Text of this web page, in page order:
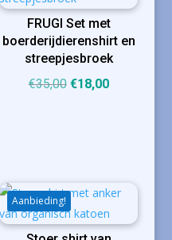
FRUGI Set met
boerderijdierenshirt en
streepjesbroek
€35,00 Oorspronkelijke
€18,00Huidige
Aanbieding!